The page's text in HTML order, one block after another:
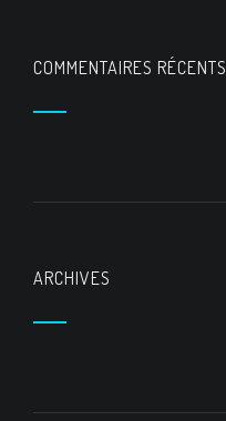
COMMENTAIRES RÉCENTS
ARCHIVES